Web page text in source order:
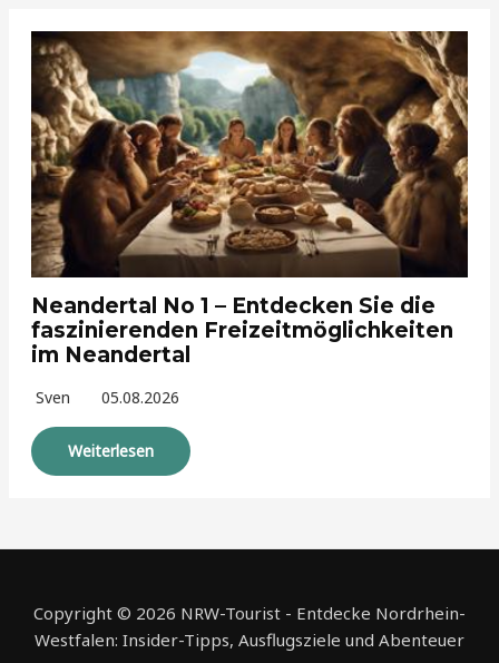
Neandertal No 1 – Entdecken Sie die
faszinierenden Freizeitmöglichkeiten
im Neandertal
Sven 05.08.2026
Weiterlesen
Copyright © 2026 NRW-Tourist - Entdecke Nordrhein-
Westfalen: Insider-Tipps, Ausflugsziele und Abenteuer